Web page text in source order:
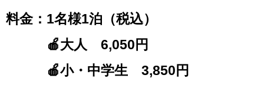
料金：1名様1泊（税込）
🍎大人 6,050円
🍎小・中学生 3,850円